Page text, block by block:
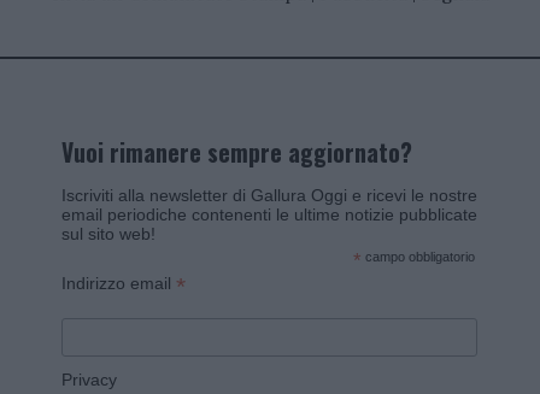
Vuoi rimanere sempre aggiornato?
Iscriviti alla newsletter di Gallura Oggi e ricevi le nostre
email periodiche contenenti le ultime notizie pubblicate
sul sito web!
* campo obbligatorio
Indirizzo email *
Privacy